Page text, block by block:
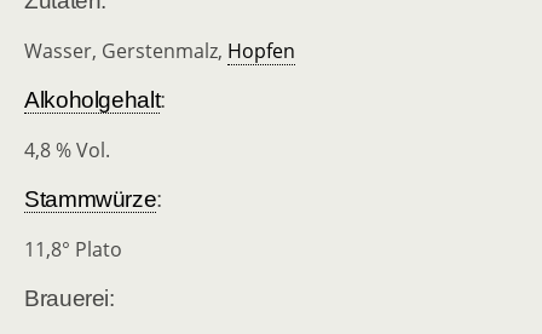
Wasser, Gerstenmalz, Hopfen
Alkoholgehalt:
4,8 % Vol.
Stammwürze:
11,8° Plato
Brauerei: